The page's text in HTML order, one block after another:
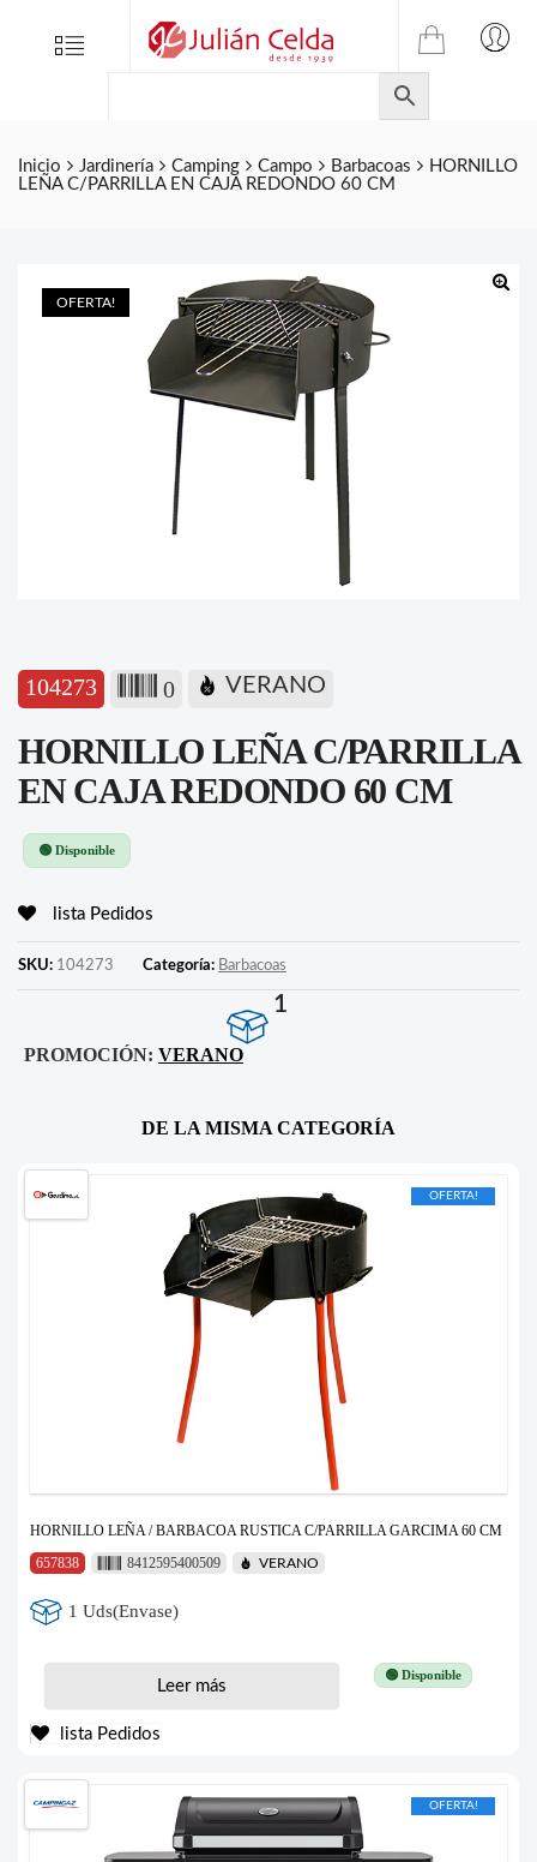
Menu
TIENDA
ONLINE
DE
JULIAN
CELDA
S.L.
Inicio Jardinería Camping Campo Barbacoas
HORNILLO
LEÑA C/PARRILLA EN CAJA REDONDO 60 CM
OFERTA!
104273 0 VERANO
HORNILLO LEÑA C/PARRILLA
EN CAJA REDONDO 60 CM
🟢 Disponible
lista Pedidos
SKU: 104273 Categoría: Barbacoas
1
PROMOCIÓN: VERANO
DE LA MISMA CATEGORÍA
OFERTA!
HORNILLO LEÑA / BARBACOA RUSTICA C/PARRILLA GARCIMA 60 CM
657838
8412595400509 VERANO
1 Uds(Envase)
🟢 Disponible
Leer más
lista Pedidos
OFERTA!
Folletos
Contacto